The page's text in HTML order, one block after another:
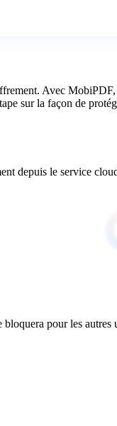
Avec
sur la façon de
depuis le service
pour les autres